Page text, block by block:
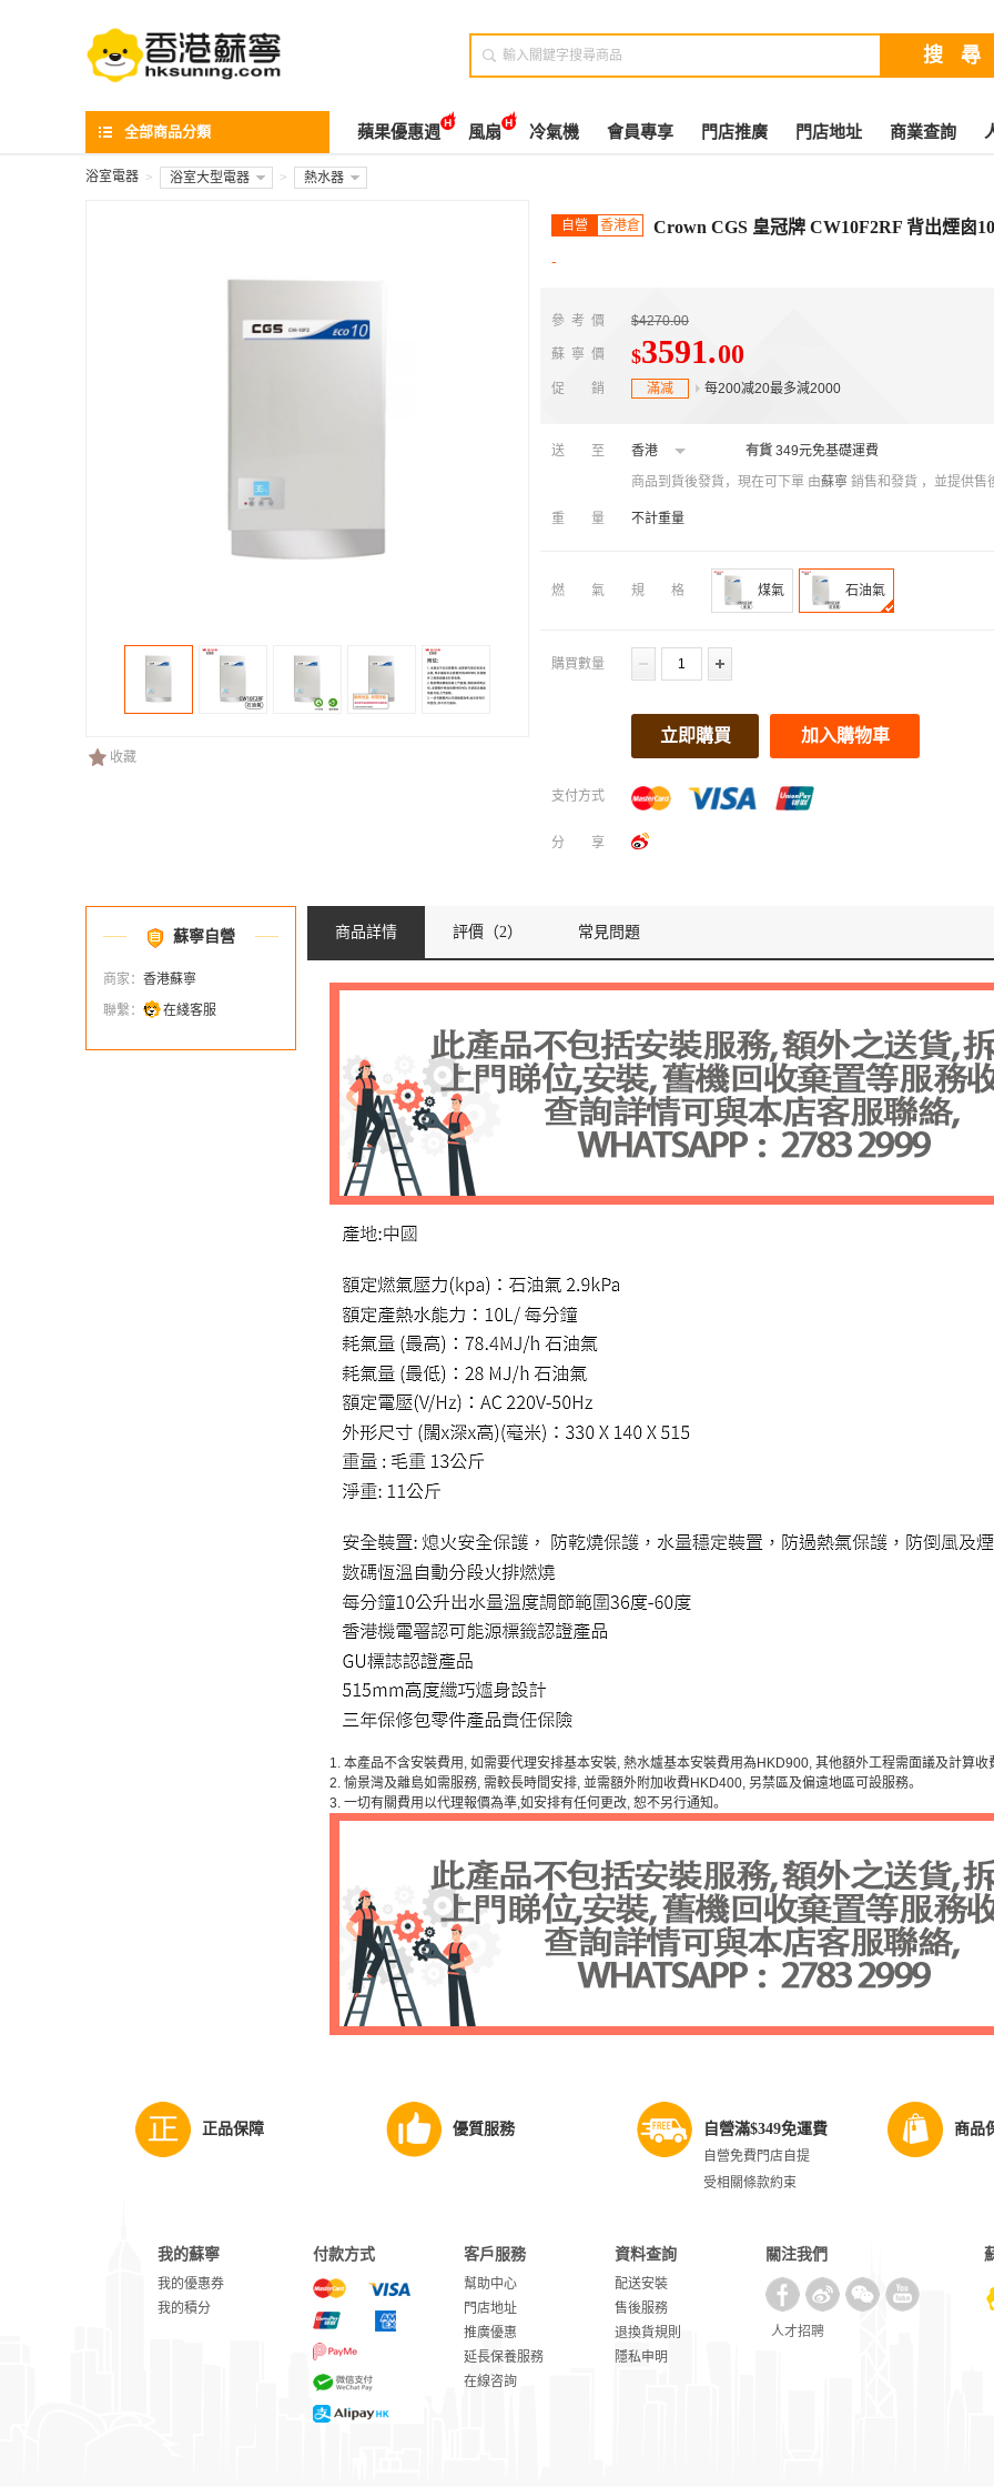

全部商品分類 蘋果優惠週 風扇 冷氣機 會員專享 門店推廣 門店地址 商業查詢
浴室電器 > 浴室大型電器 > 熱水器
收藏
自營 香港倉 Crown CGS 皇冠牌 CW10F2RF 背出煙囪
-
參考價 $4270.00
蘇寧價 $3591.00
促銷 滿减 每200减20最多減2000
送至 香港 有貨 349元免基礎運費
商品到貨後發貨，現在可下單 由蘇寧 銷售和發貨 ，並提供售
重量 不計重量
燃氣規格 煤氣 石油氣
購買數量
立即購買 加入購物車
支付方式
分享
蘇寧自營
商家： 香港蘇寧
聯繫：
在綫客服
商品詳情 評價 （2） 常見問題
1. 本產品不含安裝費用, 如需要代理安排基本安裝, 熱水爐基本安裝費用為HKD900, 其他額外工程需面議及計算收
2. 愉景灣及離島如需服務, 需較長時間安排, 並需額外附加收費HKD400, 另禁區及偏遠地區可設服務。
3. 一切有關費用以代理報價為準,如安排有任何更改, 恕不另行通知。
正品保障 優質服務 自營滿$349免運費
自營免費門店自提
受相關條款約束
商品
我的蘇寧
我的優惠券
我的積分
付款方式 客戶服務
幫助中心
門店地址
推廣優惠
延長保養服務
在線咨詢
資料查詢
配送安裝
售後服務
退換貨規則
隱私申明
關注我們
人才招聘